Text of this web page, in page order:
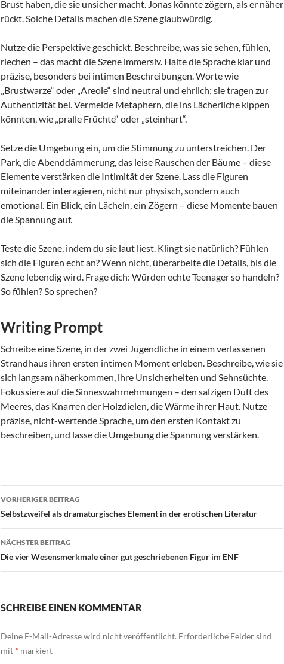
Brust haben, die sie unsicher macht. Jonas könnte zögern, als er näher
rückt. Solche Details machen die Szene glaubwürdig.
Nutze die Perspektive geschickt. Beschreibe, was sie sehen, fühlen,
riechen – das macht die Szene immersiv. Halte die Sprache klar und
präzise, besonders bei intimen Beschreibungen. Worte wie
„Brustwarze“ oder „Areole“ sind neutral und ehrlich; sie tragen zur
Authentizität bei. Vermeide Metaphern, die ins Lächerliche kippen
könnten, wie „pralle Früchte“ oder „steinhart“.
Setze die Umgebung ein, um die Stimmung zu unterstreichen. Der
Park, die Abenddämmerung, das leise Rauschen der Bäume – diese
Elemente verstärken die Intimität der Szene. Lass die Figuren
miteinander interagieren, nicht nur physisch, sondern auch
emotional. Ein Blick, ein Lächeln, ein Zögern – diese Momente bauen
die Spannung auf.
Teste die Szene, indem du sie laut liest. Klingt sie natürlich? Fühlen
sich die Figuren echt an? Wenn nicht, überarbeite die Details, bis die
Szene lebendig wird. Frage dich: Würden echte Teenager so handeln?
So fühlen? So sprechen?
Writing Prompt
Schreibe eine Szene, in der zwei Jugendliche in einem verlassenen
Strandhaus ihren ersten intimen Moment erleben. Beschreibe, wie sie
sich langsam näherkommen, ihre Unsicherheiten und Sehnsüchte.
Fokussiere auf die Sinneswahrnehmungen – den salzigen Duft des
Meeres, das Knarren der Holzdielen, die Wärme ihrer Haut. Nutze
präzise, nicht-wertende Sprache, um den ersten Kontakt zu
beschreiben, und lasse die Umgebung die Spannung verstärken.
Beitragsnavigation
VORHERIGER BEITRAG
Selbstzweifel als dramaturgisches Element in der erotischen Literatur
NÄCHSTER BEITRAG
Die vier Wesensmerkmale einer gut geschriebenen Figur im ENF
SCHREIBE EINEN KOMMENTAR
Deine E-Mail-Adresse wird nicht veröffentlicht. Erforderliche Felder sind
mit * markiert